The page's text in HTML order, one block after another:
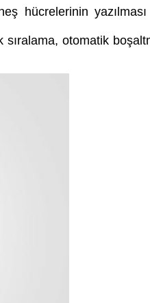
hücrelerinin
otomatik